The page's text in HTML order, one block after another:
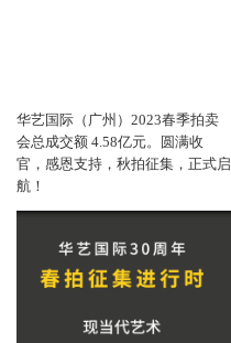
华艺国际（广州）2023春季拍卖
会总成交额 4.58亿元。圆满收
官，感恩支持，秋拍征集，正式启
航！